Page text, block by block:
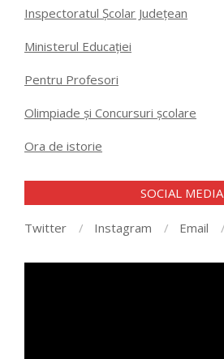
Inspectoratul Școlar Județean
Ministerul Educației
Pentru Profesori
Olimpiade și Concursuri școlare
Ora de istorie
SOCIAL MEDIA
Twitter Instagram Email